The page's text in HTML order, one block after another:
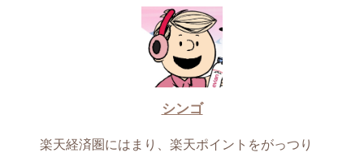
シンゴ
楽天経済圏にはまり、楽天ポイントをがっつり